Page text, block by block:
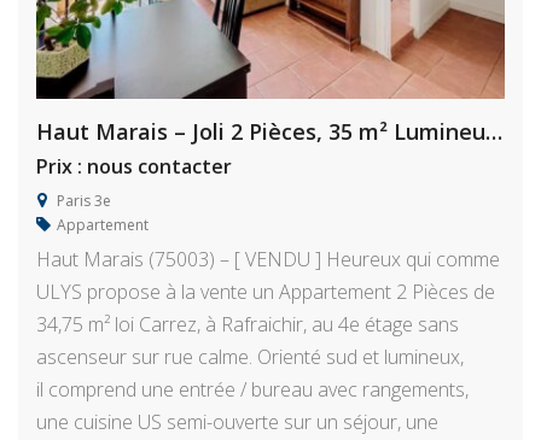
Haut Marais – Joli 2 Pièces, 35 m² Lumineux, à Rafraichir
Prix : nous contacter
Paris 3e
Appartement
Haut Marais (75003) – [ VENDU ] Heureux qui comme
ULYS propose à la vente un Appartement 2 Pièces de
34,75 m² loi Carrez, à Rafraichir, au 4e étage sans
ascenseur sur rue calme. Orienté sud et lumineux,
il comprend une entrée / bureau avec rangements,
une cuisine US semi-ouverte sur un séjour, une